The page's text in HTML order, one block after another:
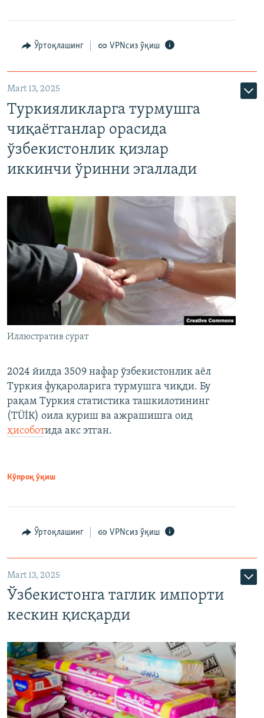
Ўртоқлашинг VPNсиз ўқиш
Mart 13, 2025
Туркияликларга турмушга
чиқаётганлар орасида
ўзбекистонлик қизлар
иккинчи ўринни эгаллади
Иллюстратив сурат
2024 йилда 3509 нафар ўзбекистонлик аёл
Туркия фуқароларига турмушга чиқди. Бу
рақам Туркия статистика ташкилотининг
(ТÜİК) оила қуриш ва ажрашишга оид
ҳисоботида акс этган.
Кўпроқ ўқиш
Ўртоқлашинг VPNсиз ўқиш
Mart 13, 2025
Ўзбекистонга таглик импорти
кескин қисқарди